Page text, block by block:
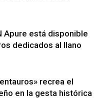
Apure está disponible
dedicados al llano
recrea el
en la gesta histórica